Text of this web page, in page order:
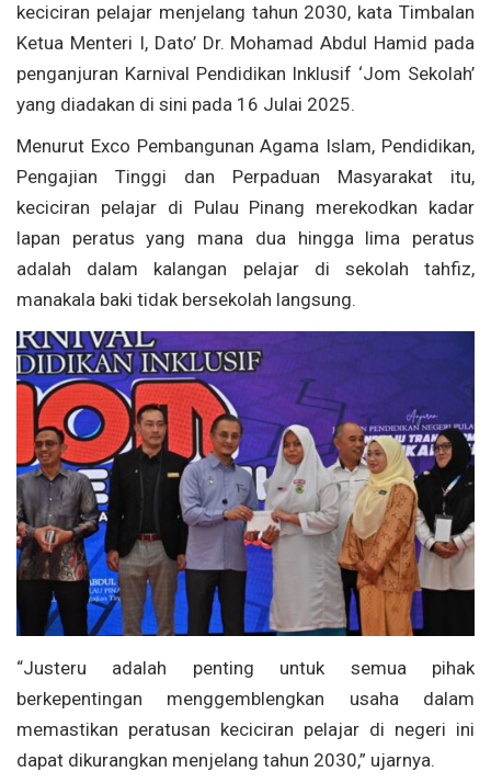
keciciran pelajar menjelang tahun 2030, kata Timbalan
Ketua Menteri I, Dato’ Dr. Mohamad Abdul Hamid pada
penganjuran Karnival Pendidikan Inklusif ‘Jom Sekolah’
yang diadakan di sini pada 16 Julai 2025.
Menurut Exco Pembangunan Agama Islam, Pendidikan,
Pengajian Tinggi dan Perpaduan Masyarakat itu,
keciciran pelajar di Pulau Pinang merekodkan kadar
lapan peratus yang mana dua hingga lima peratus
adalah dalam kalangan pelajar di sekolah tahfiz,
manakala baki tidak bersekolah langsung.
“Justeru adalah penting untuk semua pihak
berkepentingan menggemblengkan usaha dalam
memastikan peratusan keciciran pelajar di negeri ini
dapat dikurangkan menjelang tahun 2030,” ujarnya.